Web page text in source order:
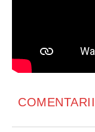
COMENTARII